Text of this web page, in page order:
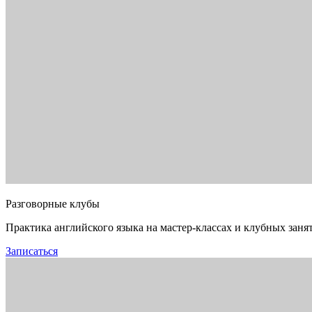
Разговорные клубы
Практика английского языка на мастер-классах и клубных
Записаться